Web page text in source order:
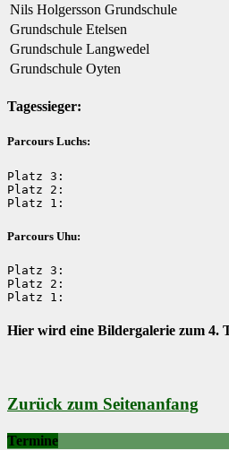
Nils Holgersson Grundschule
Grundschule Etelsen
Grundschule Langwedel
Grundschule Oyten
Tagessieger:
Parcours Luchs:
Platz 3:
Platz 2:
Platz 1:
Parcours Uhu:
Platz 3:
Platz 2:
Platz 1:
Hier wird eine Bildergalerie zum 4.
Zurück zum Seitenanfang
Termine